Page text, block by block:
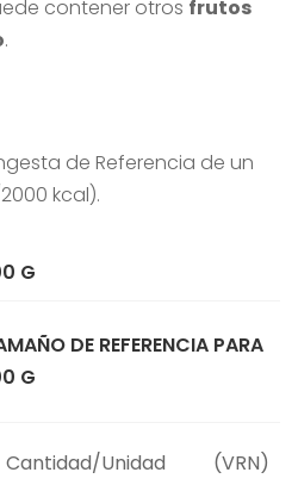
contener otros frutos
.
de Referencia de un
kcal).
G
DE REFERENCIA PARA
G
Cantidad/Unidad (VRN)